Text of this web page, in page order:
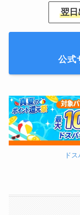
翌日
公式
ド